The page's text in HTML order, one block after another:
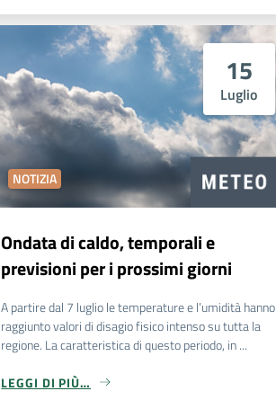
15
Luglio
NOTIZIA
Ondata di caldo, temporali e
previsioni per i prossimi giorni
A partire dal 7 luglio le temperature e l’umidità hanno
raggiunto valori di disagio fisico intenso su tutta la
regione. La caratteristica di questo periodo, in ...
LEGGI DI PIÙ…